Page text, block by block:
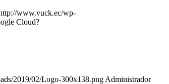
www.vuck.ec/wp-
Cloud?
2019/02/Logo-300x138.png Administrador